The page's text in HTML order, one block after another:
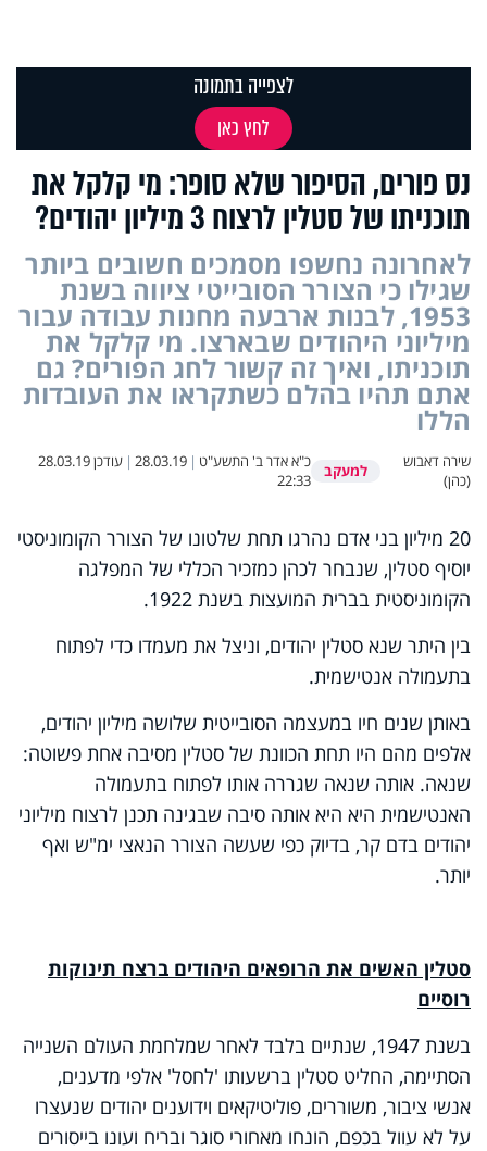
נס פורים, הסיפור שלא סופר: מי קלקל את
תוכניתו של סטלין לרצוח 3 מיליון יהודים?
לאחרונה נחשפו מסמכים חשובים ביותר
שגילו כי הצורר הסובייטי ציווה בשנת
1953, לבנות ארבעה מחנות עבודה עבור
מיליוני היהודים שבארצו. מי קלקל את
תוכניתו, ואיך זה קשור לחג הפורים? גם
אתם תהיו בהלם כשתקראו את העובדות
הללו
שירה דאבוש
(כהן)
למעקב כ"א אדר ב' התשע"ט |
28.03.19
| עודכן28.03.19
22:33
לצפייה בתמונה
לחץ כאן
20 מיליון בני אדם נהרגו תחת שלטונו של הצורר הקומוניסטי
יוסיף סטלין, שנבחר לכהן כמזכיר הכללי של המפלגה
הקומוניסטית בברית המועצות בשנת 1922.
בין היתר שנא סטלין יהודים, וניצל את מעמדו כדי לפתוח
בתעמולה אנטישמית.
באותן שנים חיו במעצמה הסובייטית שלושה מיליון יהודים,
אלפים מהם היו תחת הכוונת של סטלין מסיבה אחת פשוטה:
שנאה. אותה שנאה שגררה אותו לפתוח בתעמולה
האנטישמית היא היא אותה סיבה שבגינה תכנן לרצוח מיליוני
יהודים בדם קר, בדיוק כפי שעשה הצורר הנאצי ימ"ש ואף
יותר.
סטלין האשים את הרופאים היהודים ברצח תינוקות
רוסיים
בשנת 1947, שנתיים בלבד לאחר שמלחמת העולם השנייה
הסתיימה, החליט סטלין ברשעותו 'לחסל' אלפי מדענים,
אנשי ציבור, משוררים, פוליטיקאים וידוענים יהודים שנעצרו
על לא עוול בכפם, הונחו מאחורי סוגר ובריח ועונו בייסורים